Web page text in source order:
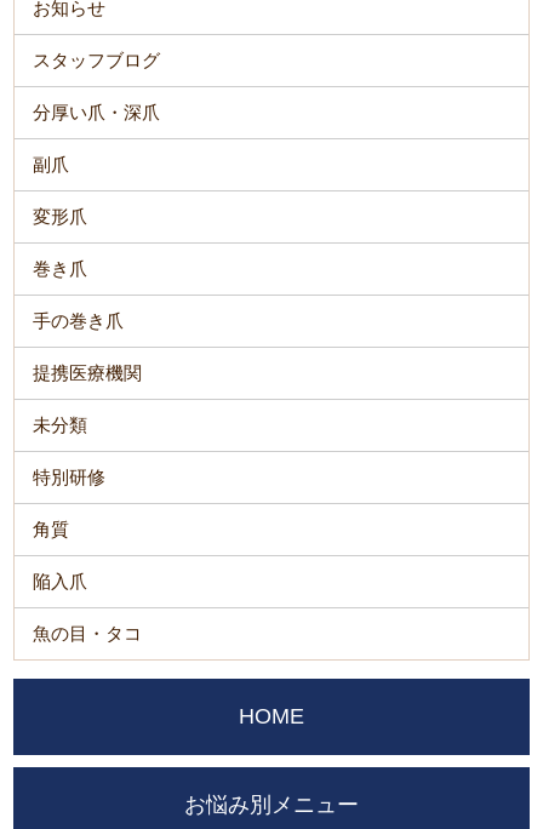
お知らせ
スタッフブログ
分厚い爪・深爪
副爪
変形爪
巻き爪
手の巻き爪
提携医療機関
未分類
特別研修
角質
陥入爪
魚の目・タコ
HOME
お悩み別メニュー